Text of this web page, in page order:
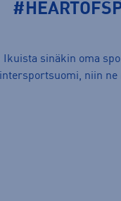
sinäkin oma
niin